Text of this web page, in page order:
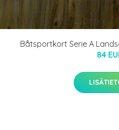
Båtsportkort Serie A
84